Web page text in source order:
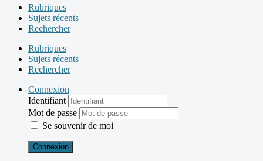
Rubriques
Sujets récents
Rechercher
Rubriques
Sujets récents
Rechercher
Connexion
Identifiant
Mot de passe
Se souvenir de moi
Connexion